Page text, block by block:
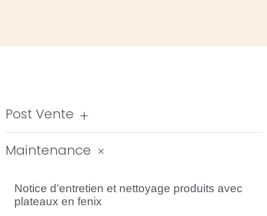
Post Vente
Maintenance
Notice d’entretien et nettoyage produits avec
plateaux en fenix